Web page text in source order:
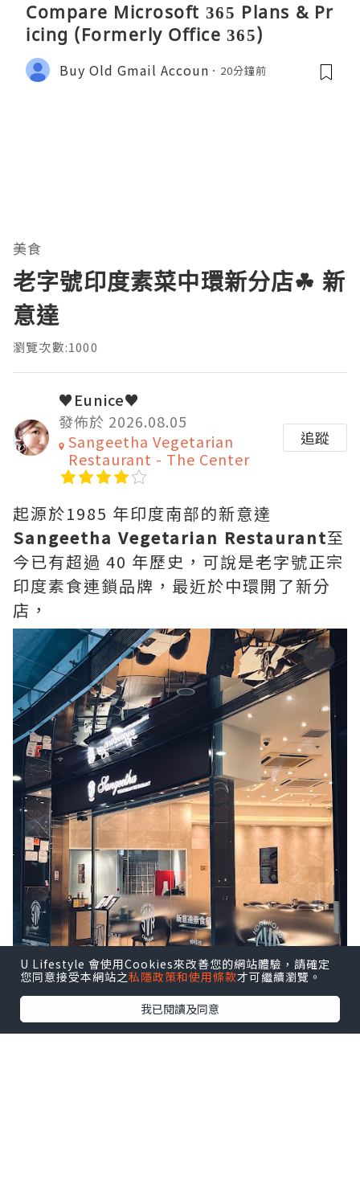
Compare Microsoft 365 Plans & Pr
icing (Formerly Office 365)
Buy Old Gmail Accoun 20分鐘前
美食
老字號印度素菜中環新分店☘ 新
意達
瀏覽次數:1000
♥Eunice♥
發佈於 2026.08.05
Sangeetha Vegetarian
Restaurant - The Center
追蹤
起源於1985 年印度南部的新意達
Sangeetha Vegetarian Restaurant至
今已有超過 40 年歷史，可說是老字號正宗
印度素食連鎖品牌，最近於中環開了新分
店，
U Lifestyle 會使用Cookies來改善您的網站體驗，請確定
您同意接受本網站之私隱政策和使用條款才可繼續瀏覽。
我已閱讀及同意